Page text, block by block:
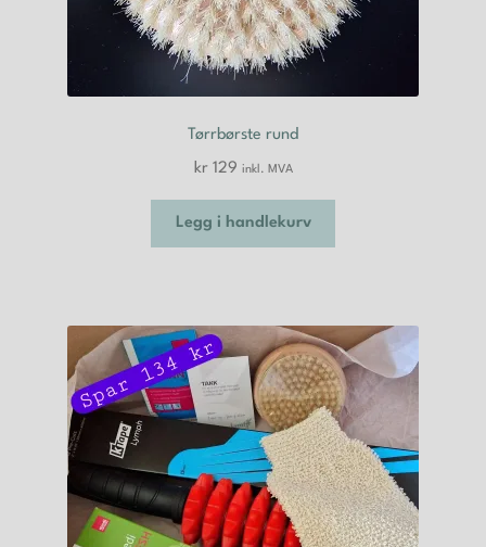
Tørrbørste rund
kr129 inkl. MVA
Legg i handlekurv